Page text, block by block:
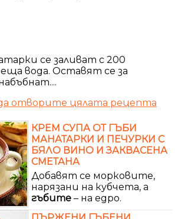
се заливат с 200
вода. Оставят се за
отворите цялата рецепта
КРЕМ СУПА ОТ ГЪБИ
МАНАТАРКИ И ПЕЧУРКИ С
БЯЛО ВИНО И ЗАКВАСЕНА
СМЕТАНА
Добавят се морковите,
нарязани на кубчета, а
гъбите – на едро.